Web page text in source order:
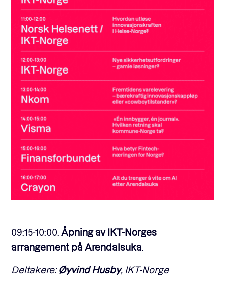
09:15-10:00. Åpning av IKT-Norges
arrangement på Arendalsuka
Deltakere: Øyvind Husby, IKT-Norge